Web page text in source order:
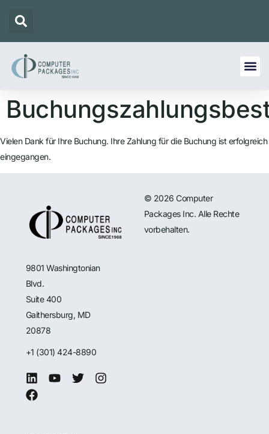
Vielen Dank für Ihre Buchung. Ihre Zahlung für die Buchung ist erfolgreich
eingegangen.
9801 Washingtonian
Blvd.
Suite 400
Gaithersburg, MD
20878
+1 (301) 424-8890
© 2026 Computer
Packages Inc. Alle Rechte
vorbehalten.